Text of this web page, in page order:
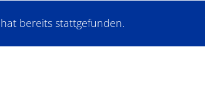
bereits stattgefunden.